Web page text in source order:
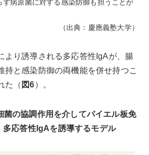
ず病原菌に対する感染防御も担うことが
（出典：慶應義塾大学）
より誘導される多応答性IgAが、腸
持と感染防御の両機能を併せ持つこ
た（ 図6）。
の協調作用を介してパイエル板免
多応答性IgAを誘導するモデル